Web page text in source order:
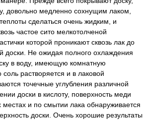
довольно медленно сохнущим лаком,
сделаться очень жидким, и
частое сито мелкотолченой
которой проникают сквозь лак до
доски. Не ожидая полного охлаждения
в воду, имеющую комнатную
соль растворяется и в лаковой
точечные углубления различной
доски в кислоту, поверхность меди
местах и по смытии лака обнаруживается
доски. Очень хорошие результаты